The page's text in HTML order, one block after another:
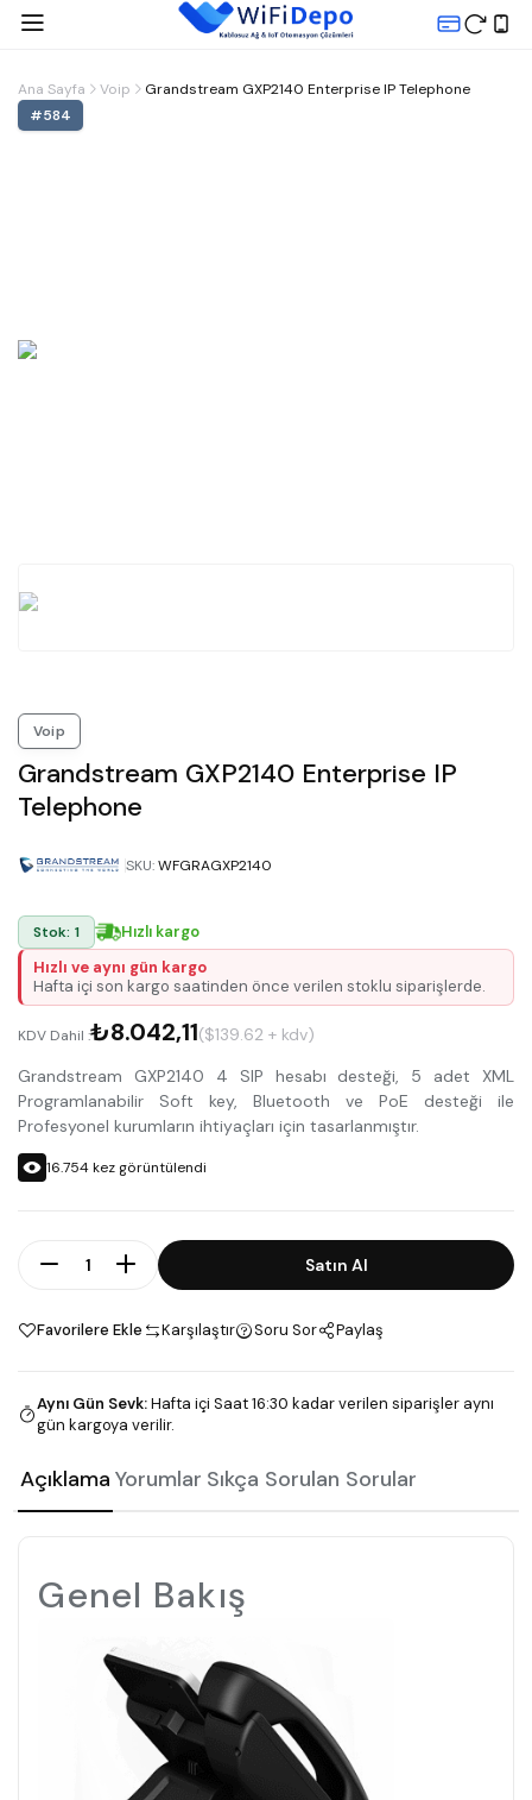
Ana Sayfa Voip
Grandstream GXP2140 Enterprise IP Telephone
#584
Voip
Grandstream GXP2140 Enterprise IP
Telephone
SKU:WFGRAGXP2140
Stok: 1
Hızlı kargo
Hızlı ve aynı gün kargo
Hafta içi son kargo saatinden önce verilen stoklu siparişlerde.
KDV Dahil :₺8.042,11($139.62 + kdv)
Grandstream GXP2140 4 SIP hesabı desteği, 5 adet XML
Programlanabilir Soft key, Bluetooth ve PoE desteği ile
Profesyonel kurumların ihtiyaçları için tasarlanmıştır.
16.754kez görüntülendi
Adet Satın Al
Favorilere Ekle Karşılaştır Soru Sor Paylaş
Aynı Gün Sevk:Hafta içi Saat 16:30 kadar verilen siparişler aynı
gün kargoya verilir.
Açıklama Yorumlar Sıkça Sorulan Sorular
Genel Bakış